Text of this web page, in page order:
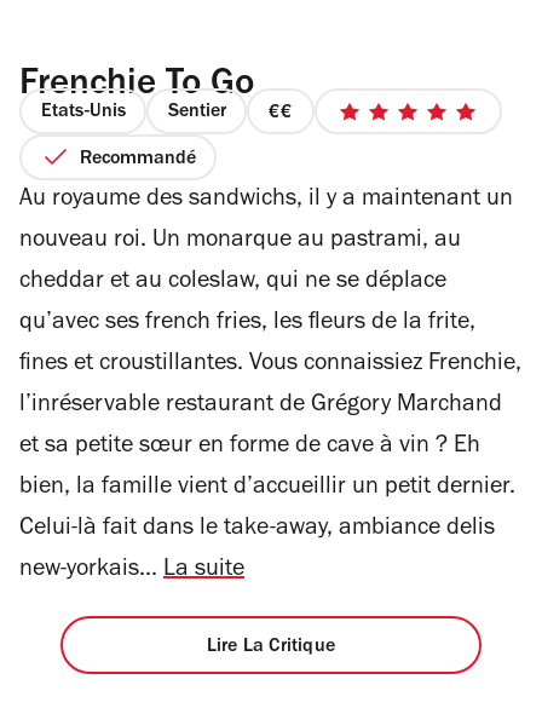
Frenchie To Go
Etats-Unis Sentier
prix
4
5
étoiles
Recommandé
Au royaume des sandwichs, il y a maintenant un
nouveau roi. Un monarque au pastrami, au
cheddar et au coleslaw, qui ne se déplace
qu’avec ses french fries, les fleurs de la frite,
fines et croustillantes. Vous connaissiez Frenchie,
l’inréservable restaurant de Grégory Marchand
et sa petite sœur en forme de cave à vin ? Eh
bien, la famille vient d’accueillir un petit dernier.
Celui-là fait dans le take-away, ambiance delis
new-yorkais... La suite
Lire La Critique